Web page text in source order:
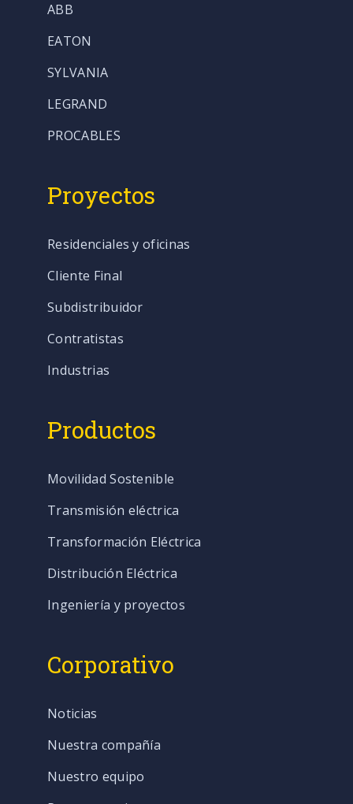
ABB
EATON
SYLVANIA
LEGRAND
PROCABLES
Proyectos
Residenciales y oficinas
Cliente Final
Subdistribuidor
Contratistas
Industrias
Productos
Movilidad Sostenible
Transmisión eléctrica
Transformación Eléctrica
Distribución Eléctrica
Ingeniería y proyectos
Corporativo
Noticias
Nuestra compañía
Nuestro equipo